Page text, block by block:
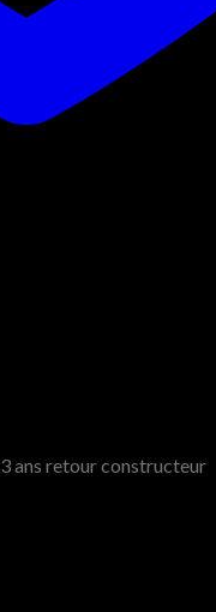
ans retour constructeur